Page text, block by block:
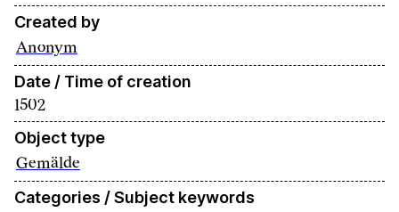
Created by
Anonym
Date / Time of creation
1502
Object type
Gemälde
Categories / Subject keywords